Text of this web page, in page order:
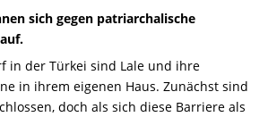
sich gegen patriarchalische
in der Türkei sind Lale und ihre
in ihrem eigenen Haus. Zunächst sind
doch als sich diese Barriere als